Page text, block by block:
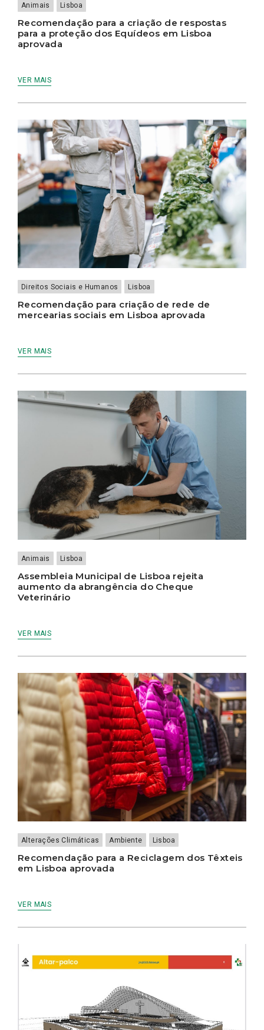
Animais Lisboa
Recomendação para a criação de respostas
para a proteção dos Equídeos em Lisboa
aprovada
VER MAIS
Direitos Sociais e Humanos Lisboa
Recomendação para criação de rede de
mercearias sociais em Lisboa aprovada
VER MAIS
Animais Lisboa
Assembleia Municipal de Lisboa rejeita
aumento da abrangência do Cheque
Veterinário
VER MAIS
Alterações Climáticas Ambiente Lisboa
Recomendação para a Reciclagem dos Têxteis
em Lisboa aprovada
VER MAIS